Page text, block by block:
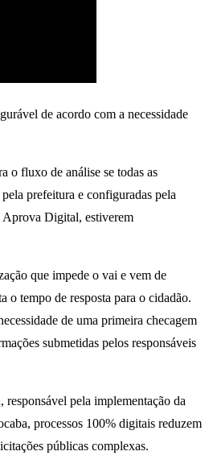
de acordo com a necessidade
o fluxo de análise se todas as
prefeitura e configuradas pela
Aprova Digital, estiverem
que impede o vai e vem de
o tempo de resposta para o cidadão.
de uma primeira checagem
submetidas pelos responsáveis
responsável pela implementação da
processos 100% digitais reduzem
públicas complexas.